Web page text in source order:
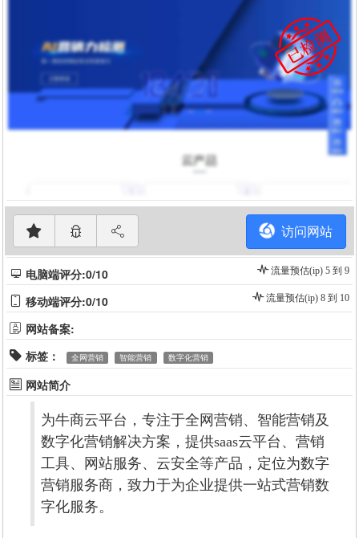
访问网站
电脑端评分:0/10 流量预估(ip) 5 到 9
移动端评分:0/10 流量预估(ip) 8 到 10
网站备案:
标签：
全网营销 智能营销 数字化营销
网站简介
为牛商云平台，专注于全网营销、智能营销及
数字化营销解决方案，提供saas云平台、营销
工具、网站服务、云安全等产品，定位为数字
营销服务商，致力于为企业提供一站式营销数
字化服务。